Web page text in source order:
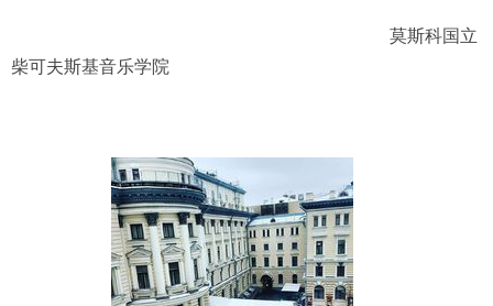
莫斯科国立
柴可夫斯基音乐学院